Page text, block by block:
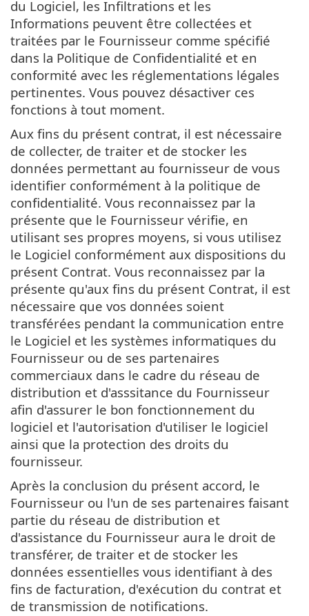
du Logiciel, les Infiltrations et les
Informations peuvent être collectées et
traitées par le Fournisseur comme spécifié
dans la Politique de Confidentialité et en
conformité avec les réglementations légales
pertinentes. Vous pouvez désactiver ces
fonctions à tout moment.
Aux fins du présent contrat, il est nécessaire
de collecter, de traiter et de stocker les
données permettant au fournisseur de vous
identifier conformément à la politique de
confidentialité. Vous reconnaissez par la
présente que le Fournisseur vérifie, en
utilisant ses propres moyens, si vous utilisez
le Logiciel conformément aux dispositions du
présent Contrat. Vous reconnaissez par la
présente qu'aux fins du présent Contrat, il est
nécessaire que vos données soient
transférées pendant la communication entre
le Logiciel et les systèmes informatiques du
Fournisseur ou de ses partenaires
commerciaux dans le cadre du réseau de
distribution et d'asssitance du Fournisseur
afin d'assurer le bon fonctionnement du
logiciel et l'autorisation d'utiliser le logiciel
ainsi que la protection des droits du
fournisseur.
Après la conclusion du présent accord, le
Fournisseur ou l'un de ses partenaires faisant
partie du réseau de distribution et
d'assistance du Fournisseur aura le droit de
transférer, de traiter et de stocker les
données essentielles vous identifiant à des
fins de facturation, d'exécution du contrat et
de transmission de notifications.